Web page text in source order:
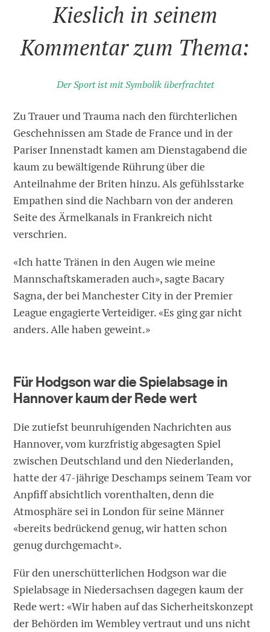
Kieslich in seinem
Kommentar zum Thema:
Der Sport ist mit Symbolik überfrachtet
Zu Trauer und Trauma nach den fürchterlichen
Geschehnissen am Stade de France und in der
Pariser Innenstadt kamen am Dienstagabend die
kaum zu bewältigende Rührung über die
Anteilnahme der Briten hinzu. Als gefühlsstarke
Empathen sind die Nachbarn von der anderen
Seite des Ärmelkanals in Frankreich nicht
verschrien.
«Ich hatte Tränen in den Augen wie meine
Mannschaftskameraden auch», sagte Bacary
Sagna, der bei Manchester City in der Premier
League engagierte Verteidiger. «Es ging gar nicht
anders. Alle haben geweint.»
Für Hodgson war die Spielabsage in
Hannover kaum der Rede wert
Die zutiefst beunruhigenden Nachrichten aus
Hannover, vom kurzfristig abgesagten Spiel
zwischen Deutschland und den Niederlanden,
hatte der 47-jährige Deschamps seinem Team vor
Anpfiff absichtlich vorenthalten, denn die
Atmosphäre sei in London für seine Männer
«bereits bedrückend genug, wir hatten schon
genug durchgemacht».
Für den unerschütterlichen Hodgson war die
Spielabsage in Niedersachsen dagegen kaum der
Rede wert: «Wir haben auf das Sicherheitskonzept
der Behörden im Wembley vertraut und uns nicht